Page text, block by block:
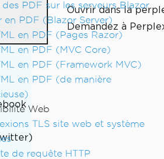
des PDF sur les serveurs Blazor
en PDF (Blazor Server)
en PDF (Pages Razor)
en PDF (MVC Core)
en PDF (Framework MVC)
en PDF (de manière
Web
TLS site web et système
de requête HTTP
Ouvrir dans la
Demandez à